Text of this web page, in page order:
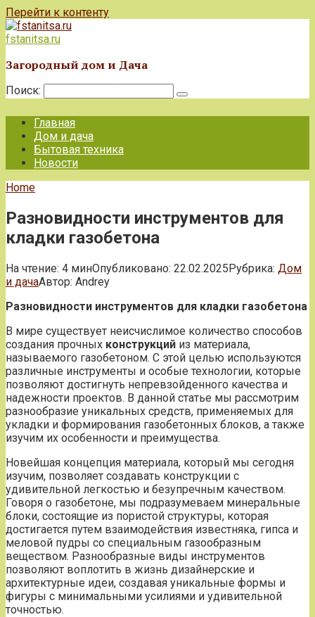
Перейти к контенту
fstanitsa.ru
Загородный дом и Дача
Поиск:
Главная
Дом и дача
Бытовая техника
Новости
Home
Разновидности инструментов для
кладки газобетона
На чтение: 4 минОпубликовано: 22.02.2025Рубрика: Дом
и дачаАвтор: Andrey
Разновидности инструментов для кладки газобетона
В мире существует неисчислимое количество способов
создания прочных конструкций из материала,
называемого газобетоном. С этой целью используются
различные инструменты и особые технологии, которые
позволяют достигнуть непревзойденного качества и
надежности проектов. В данной статье мы рассмотрим
разнообразие уникальных средств, применяемых для
укладки и формирования газобетонных блоков, а также
изучим их особенности и преимущества.
Новейшая концепция материала, который мы сегодня
изучим, позволяет создавать конструкции с
удивительной легкостью и безупречным качеством.
Говоря о газобетоне, мы подразумеваем минеральные
блоки, состоящие из пористой структуры, которая
достигается путем взаимодействия известняка, гипса и
меловой пудры со специальным газообразным
веществом. Разнообразные виды инструментов
позволяют воплотить в жизнь дизайнерские и
архитектурные идеи, создавая уникальные формы и
фигуры с минимальными усилиями и удивительной
точностью.